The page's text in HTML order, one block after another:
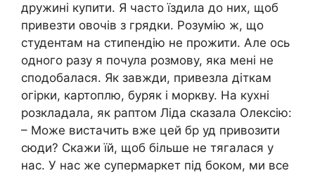
дружині купити. Я часто їздила до них, щоб
привезти овочів з грядки. Розумію ж, що
студентам на стипендію не прожити. Але ось
одного разу я почула розмову, яка мені не
сподобалася. Як завжди, привезла діткам
огірки, картоплю, буряк і моркву. На кухні
розкладала, як раптом Ліда сказала Олексію:
– Може вистачить вже цей бр уд привозити
сюди? Скажи їй, щоб більше не тягалася у
нас. У нас же супермаркет під боком, ми все